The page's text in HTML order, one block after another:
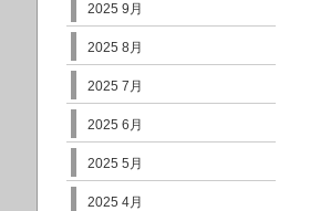
2025 9月
2025 8月
2025 7月
2025 6月
2025 5月
2025 4月